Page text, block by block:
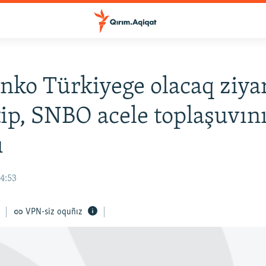
Türkiyege olacaq
SNBO acele
VPN-siz oquñız